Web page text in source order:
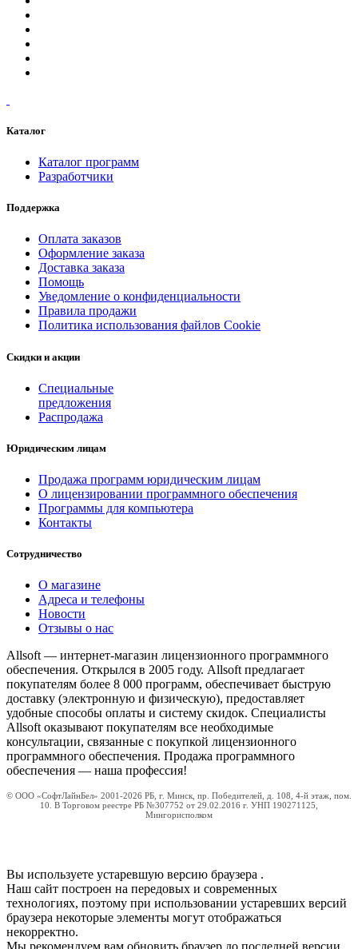
Каталог
Каталог программ
Разработчики
Поддержка
Оплата заказов
Оформление заказа
Доставка заказа
Помощь
Уведомление о конфиденциальности
Правила продажи
Политика использования файлов Cookie
Скидки и акции
Специальные
предложения
Распродажа
Юридическим лицам
Продажа программ юридическим лицам
О лицензировании программного обеспечения
Программы для компьютера
Контакты
Сотрудничество
О магазине
Адреса и телефоны
Новости
Отзывы о нас
Allsoft — интернет-магазин лицензионного программного
обеспечения. Открылся в 2005 году. Allsoft предлагает
покупателям более 8 000 программ, обеспечивает быструю
доставку (электронную и физическую), предоставляет
удобные способы оплаты и систему скидок. Специалисты
Allsoft оказывают покупателям все необходимые
консультации, связанные с покупкой лицензионного
программного обеспечения. Продажа программного
обеспечения — наша профессия!
© ООО «СофтЛайнБел» 2001-2026 РБ, г. Минск, пр. Победителей, д. 108, 4-й этаж, пом.
10. В Торговом реестре РБ №307752 от 29.02.2016 г. УНП 190271125,
Мингорисполком
Вы используете устаревшую версию браузера .
Наш сайт построен на передовых и современных
технологиях, поэтому при использовании устаревших версий
браузера некоторые элементы могут отображаться
некорректно.